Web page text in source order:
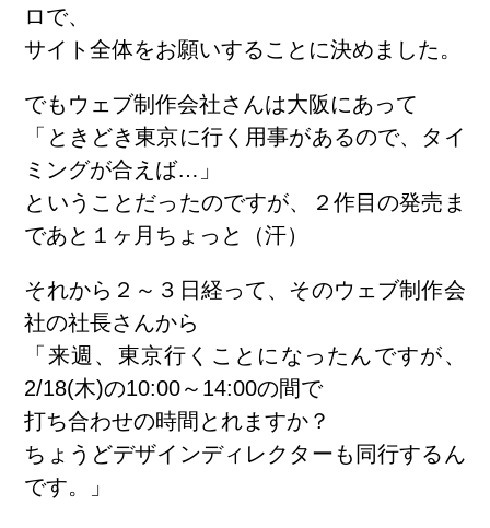
ロで、
サイト全体をお願いすることに決めました。
でもウェブ制作会社さんは大阪にあって
「ときどき東京に行く用事があるので、タイ
ミングが合えば…」
ということだったのですが、２作目の発売ま
であと１ヶ月ちょっと（汗）
それから２～３日経って、そのウェブ制作会
社の社長さんから
「来週、東京行くことになったんですが、
2/18(木)の10:00～14:00の間で
打ち合わせの時間とれますか？
ちょうどデザインディレクターも同行するん
です。」